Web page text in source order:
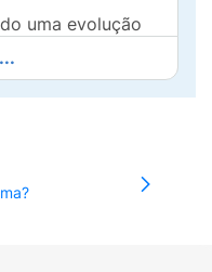
uma evolução
resultados mais
o que o torna
de sinais de
com